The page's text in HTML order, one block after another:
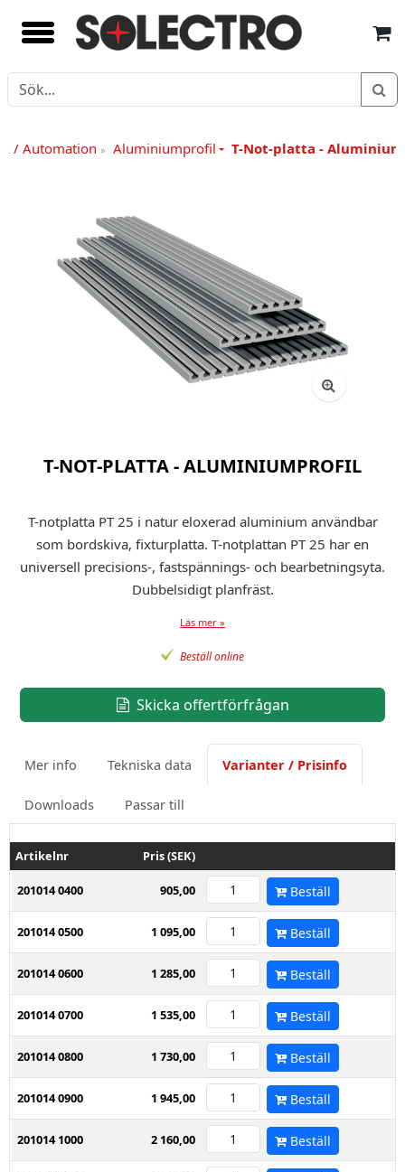
/ Automation» Aluminiumprofil T-Not-platta -
T-NOT-PLATTA - ALUMINIUMPROFIL
T-notplatta PT 25 i natur eloxerad aluminium användbar
som bordskiva, fixturplatta. T-notplattan PT 25 har en
universell precisions-, fastspännings- och bearbetningsyta.
Dubbelsidigt planfräst.
Läs mer »
Beställ online
Skicka offertförfrågan
Mer info Tekniska data Varianter / Prisinfo
Downloads Passar till
Artikelnr Pris (SEK)
201014 0400 905,00 Beställ
201014 0500 1 095,00 Beställ
201014 0600 1 285,00 Beställ
201014 0700 1 535,00 Beställ
201014 0800 1 730,00 Beställ
201014 0900 1 945,00 Beställ
201014 1000 2 160,00 Beställ